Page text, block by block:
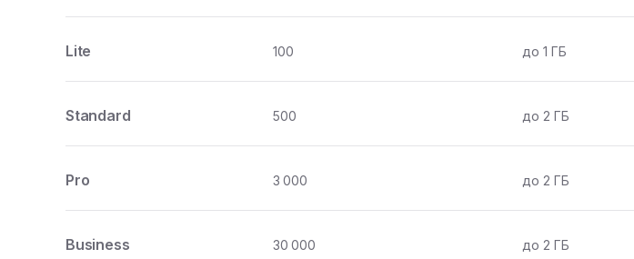
Lite 100 до 1 ГБ
Standard 500 до 2 ГБ
Pro 3 000 до 2 ГБ
Business 30 000 до 2 ГБ